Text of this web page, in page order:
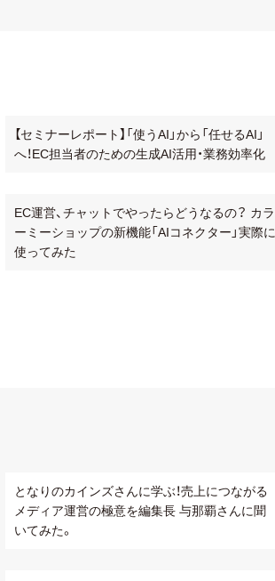
【セミナーレポート】「使うAI」から「任せるAI」
へ！EC担当者のための生成AI活用・業務効率化
EC運営、チャットでやったらどうなるの？ カラ
ーミーショップの新機能「AIコネクター」実際に
使ってみた
となりのカインズさんに学ぶ！売上につながる
メディア運営の極意を編集長 与那覇さんに聞
いてみた。